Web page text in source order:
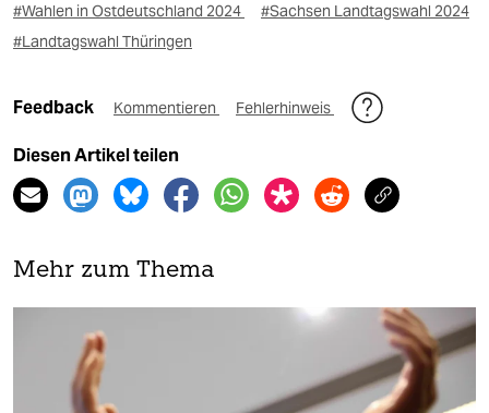
#Wahlen in Ostdeutschland 2024
#Sachsen Landtagswahl 2024
#Landtagswahl Thüringen
Feedback Kommentieren Fehlerhinweis
Diesen Artikel teilen
Mehr zum Thema